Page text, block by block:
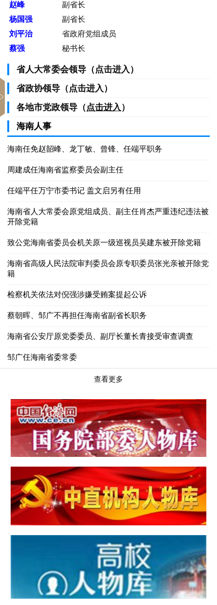
赵峰
副省长
杨国强
副省长
刘平治
省政府党组成员
蔡强
秘书长
省人大常委会领导（点击进入）
省政协领导（点击进入）
各地市党政领导（ 点击进入）
海南人事
海南任免赵韶峰、龙丁敏、曾锋、任端平职务
周建成任海南省监察委员会副主任
任端平任万宁市委书记 盖文启另有任用
海南省人大常委会原党组成员、副主任肖杰严重违纪违法被
开除党籍
致公党海南省委员会机关原一级巡视员吴建东被开除党籍
海南省高级人民法院审判委员会原专职委员张光亲被开除党
籍
检察机关依法对倪强涉嫌受贿案提起公诉
蔡朝晖、邹广不再担任海南省副省长职务
海南省公安厅原党委委员、副厅长董长青接受审查调查
邹广任海南省委常委
查看更多